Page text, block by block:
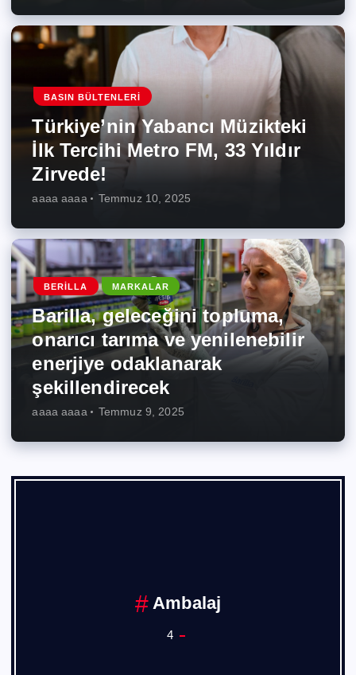
BASIN BÜLTENLERI
Türkiye’nin Yabancı Müzikteki
İlk Tercihi Metro FM, 33 Yıldır
Zirvede!
aaaa aaaa Temmuz 10, 2025
BERILLA MARKALAR
Barilla, geleceğini topluma,
onarıcı tarıma ve yenilenebilir
enerjiye odaklanarak
şekillendirecek
aaaa aaaa Temmuz 9, 2025
Ambalaj
4